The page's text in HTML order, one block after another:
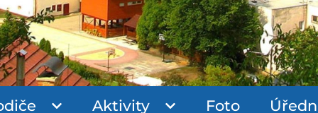
Aktivity Foto